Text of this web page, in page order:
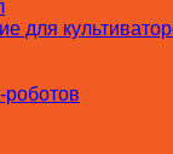
для
роботов